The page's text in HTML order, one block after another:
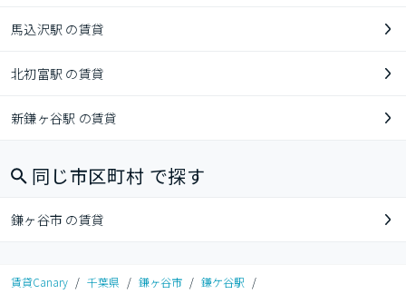
馬込沢駅 の賃貸
北初富駅 の賃貸
新鎌ヶ谷駅 の賃貸
同じ市区町村 で探す
鎌ヶ谷市 の賃貸
賃貸Canary / 千葉県 / 鎌ヶ谷市 / 鎌ケ谷駅 /